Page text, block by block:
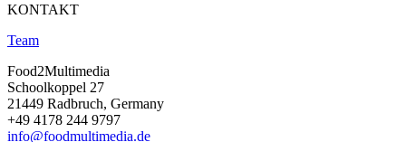
KONTAKT
Team
Food2Multimedia
Schoolkoppel 27
21449 Radbruch, Germany
+49 4178 244 9797
info@foodmultimedia.de